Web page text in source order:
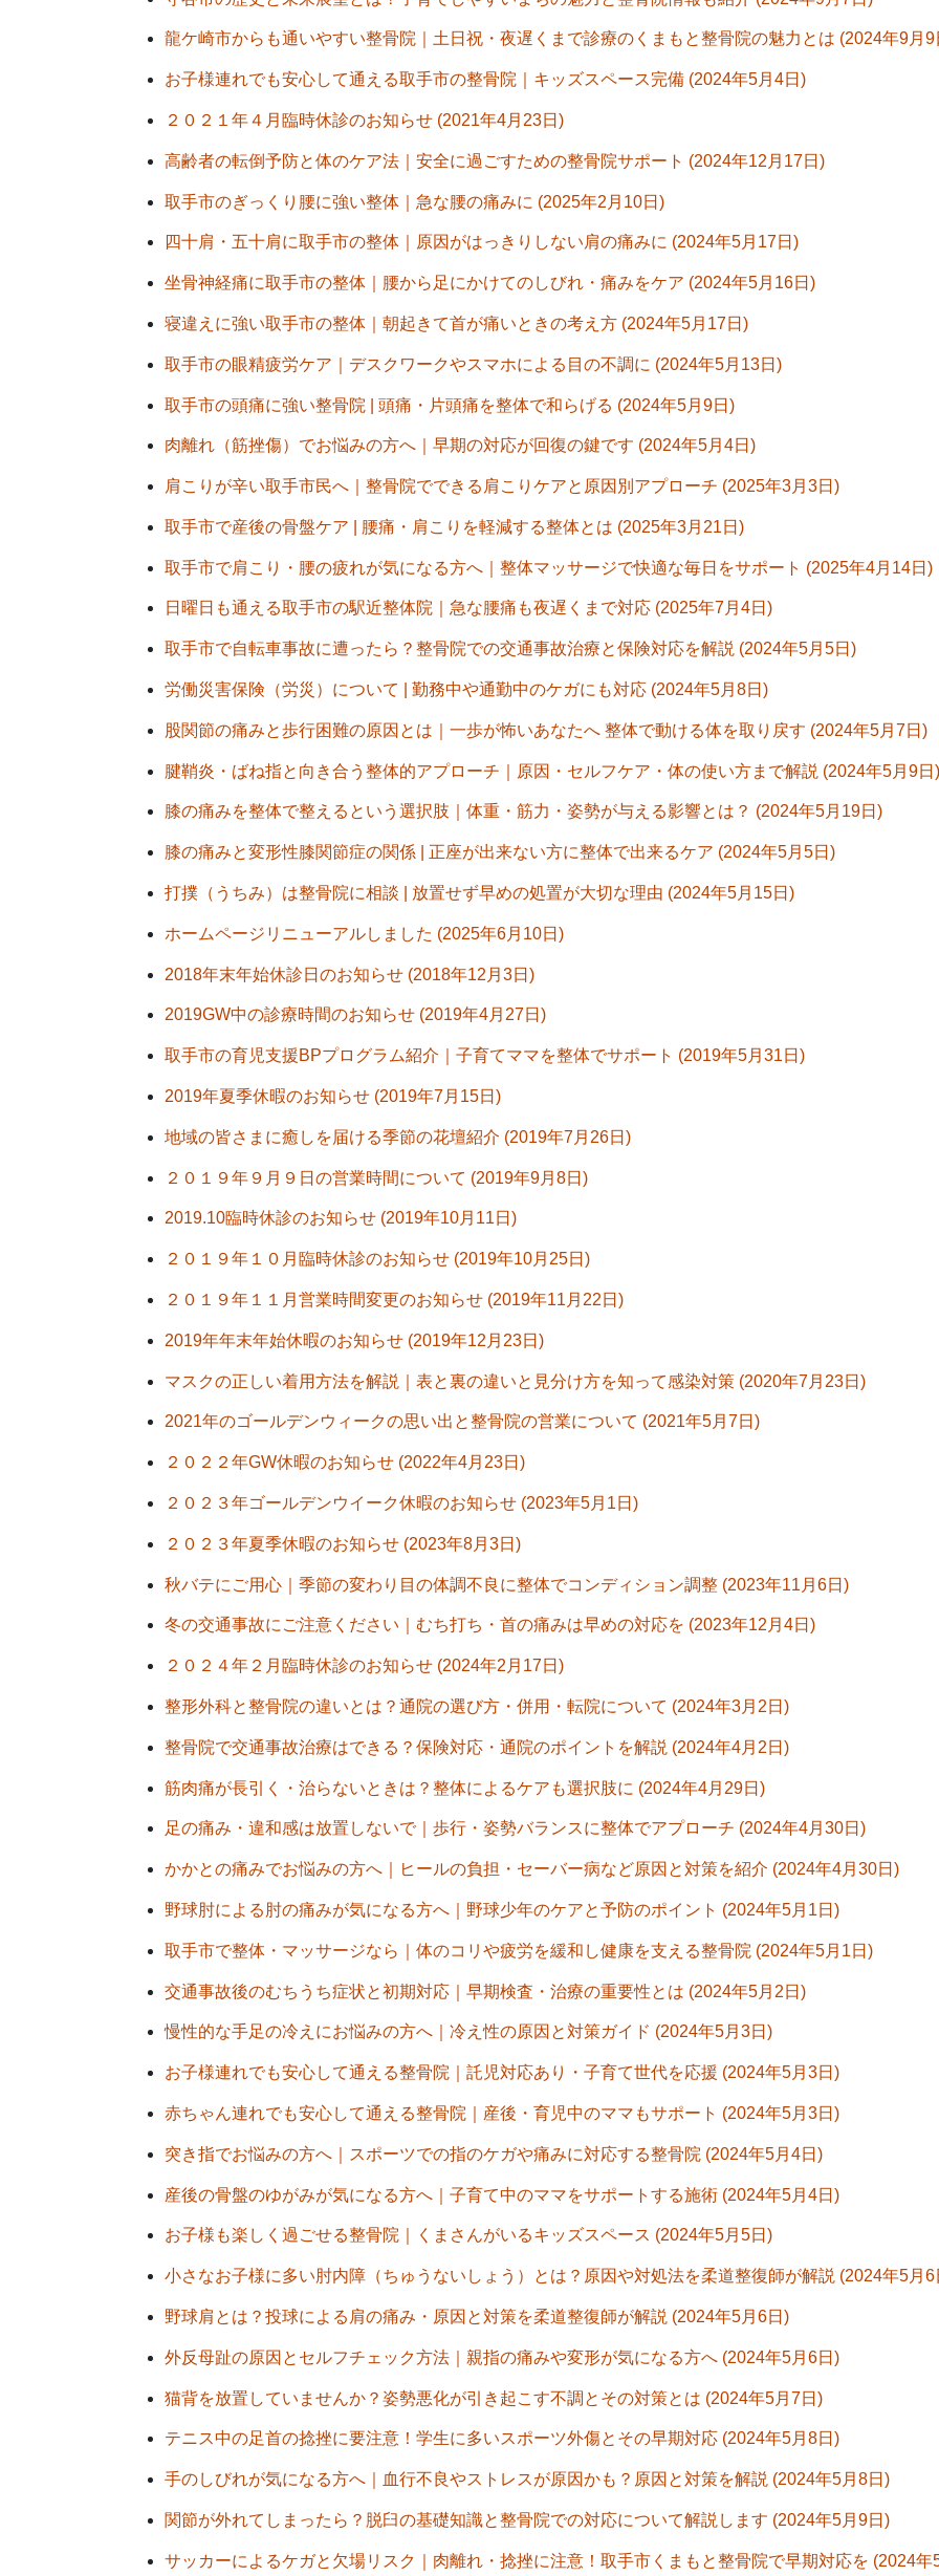
龍ケ崎市からも通いやすい整骨院｜土日祝・夜遅くまで診療のくまもと整骨院の魅力とは (2024年9月9
お子様連れでも安心して通える取手市の整骨院｜キッズスペース完備 (2024年5月4日)
２０２１年４月臨時休診のお知らせ (2021年4月23日)
高齢者の転倒予防と体のケア法｜安全に過ごすための整骨院サポート (2024年12月17日)
取手市のぎっくり腰に強い整体｜急な腰の痛みに (2025年2月10日)
四十肩・五十肩に取手市の整体｜原因がはっきりしない肩の痛みに (2024年5月17日)
坐骨神経痛に取手市の整体｜腰から足にかけてのしびれ・痛みをケア (2024年5月16日)
寝違えに強い取手市の整体｜朝起きて首が痛いときの考え方 (2024年5月17日)
取手市の眼精疲労ケア｜デスクワークやスマホによる目の不調に (2024年5月13日)
取手市の頭痛に強い整骨院 | 頭痛・片頭痛を整体で和らげる (2024年5月9日)
肉離れ（筋挫傷）でお悩みの方へ｜早期の対応が回復の鍵です (2024年5月4日)
肩こりが辛い取手市民へ｜整骨院でできる肩こりケアと原因別アプローチ (2025年3月3日)
取手市で産後の骨盤ケア | 腰痛・肩こりを軽減する整体とは (2025年3月21日)
取手市で肩こり・腰の疲れが気になる方へ｜整体マッサージで快適な毎日をサポート (2025年4月14日)
日曜日も通える取手市の駅近整体院｜急な腰痛も夜遅くまで対応 (2025年7月4日)
取手市で自転車事故に遭ったら？整骨院での交通事故治療と保険対応を解説 (2024年5月5日)
労働災害保険（労災）について | 勤務中や通勤中のケガにも対応 (2024年5月8日)
股関節の痛みと歩行困難の原因とは｜一歩が怖いあなたへ 整体で動ける体を取り戻す (2024年5月7日)
腱鞘炎・ばね指と向き合う整体的アプローチ｜原因・セルフケア・体の使い方まで解説 (2024年5月9日)
膝の痛みを整体で整えるという選択肢｜体重・筋力・姿勢が与える影響とは？ (2024年5月19日)
膝の痛みと変形性膝関節症の関係 | 正座が出来ない方に整体で出来るケア (2024年5月5日)
打撲（うちみ）は整骨院に相談 | 放置せず早めの処置が大切な理由 (2024年5月15日)
ホームページリニューアルしました (2025年6月10日)
2018年末年始休診日のお知らせ (2018年12月3日)
2019GW中の診療時間のお知らせ (2019年4月27日)
取手市の育児支援BPプログラム紹介｜子育てママを整体でサポート (2019年5月31日)
2019年夏季休暇のお知らせ (2019年7月15日)
地域の皆さまに癒しを届ける季節の花壇紹介 (2019年7月26日)
２０１９年９月９日の営業時間について (2019年9月8日)
2019.10臨時休診のお知らせ (2019年10月11日)
２０１９年１０月臨時休診のお知らせ (2019年10月25日)
２０１９年１１月営業時間変更のお知らせ (2019年11月22日)
2019年年末年始休暇のお知らせ (2019年12月23日)
マスクの正しい着用方法を解説｜表と裏の違いと見分け方を知って感染対策 (2020年7月23日)
2021年のゴールデンウィークの思い出と整骨院の営業について (2021年5月7日)
２０２２年GW休暇のお知らせ (2022年4月23日)
２０２３年ゴールデンウイーク休暇のお知らせ (2023年5月1日)
２０２３年夏季休暇のお知らせ (2023年8月3日)
秋バテにご用心｜季節の変わり目の体調不良に整体でコンディション調整 (2023年11月6日)
冬の交通事故にご注意ください｜むち打ち・首の痛みは早めの対応を (2023年12月4日)
２０２４年２月臨時休診のお知らせ (2024年2月17日)
整形外科と整骨院の違いとは？通院の選び方・併用・転院について (2024年3月2日)
整骨院で交通事故治療はできる？保険対応・通院のポイントを解説 (2024年4月2日)
筋肉痛が長引く・治らないときは？整体によるケアも選択肢に (2024年4月29日)
足の痛み・違和感は放置しないで｜歩行・姿勢バランスに整体でアプローチ (2024年4月30日)
かかとの痛みでお悩みの方へ｜ヒールの負担・セーバー病など原因と対策を紹介 (2024年4月30日)
野球肘による肘の痛みが気になる方へ｜野球少年のケアと予防のポイント (2024年5月1日)
取手市で整体・マッサージなら｜体のコリや疲労を緩和し健康を支える整骨院 (2024年5月1日)
交通事故後のむちうち症状と初期対応｜早期検査・治療の重要性とは (2024年5月2日)
慢性的な手足の冷えにお悩みの方へ｜冷え性の原因と対策ガイド (2024年5月3日)
お子様連れでも安心して通える整骨院｜託児対応あり・子育て世代を応援 (2024年5月3日)
赤ちゃん連れでも安心して通える整骨院｜産後・育児中のママもサポート (2024年5月3日)
突き指でお悩みの方へ｜スポーツでの指のケガや痛みに対応する整骨院 (2024年5月4日)
産後の骨盤のゆがみが気になる方へ｜子育て中のママをサポートする施術 (2024年5月4日)
お子様も楽しく過ごせる整骨院｜くまさんがいるキッズスペース (2024年5月5日)
小さなお子様に多い肘内障（ちゅうないしょう）とは？原因や対処法を柔道整復師が解説 (2024年5月6
野球肩とは？投球による肩の痛み・原因と対策を柔道整復師が解説 (2024年5月6日)
外反母趾の原因とセルフチェック方法｜親指の痛みや変形が気になる方へ (2024年5月6日)
猫背を放置していませんか？姿勢悪化が引き起こす不調とその対策とは (2024年5月7日)
テニス中の足首の捻挫に要注意！学生に多いスポーツ外傷とその早期対応 (2024年5月8日)
手のしびれが気になる方へ｜血行不良やストレスが原因かも？原因と対策を解説 (2024年5月8日)
関節が外れてしまったら？脱臼の基礎知識と整骨院での対応について解説します (2024年5月9日)
サッカーによるケガと欠場リスク｜肉離れ・捻挫に注意！取手市くまもと整骨院で早期対応を (2024年